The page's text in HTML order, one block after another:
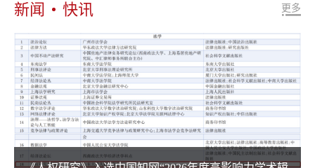
新闻 快讯 更多